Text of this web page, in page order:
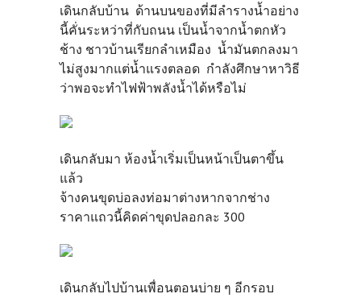
เดินกลับบ้าน ด้านบนของที่มีลำรางน้ำอย่าง
นี้คั่นระหว่าที่กับถนน เป็นน้ำจากน้ำตกหัว
ช้าง ชาวบ้านเรียกลำเหมือง น้ำมันตกลงมา
ไม่สูงมากแต่น้ำแรงตลอด กำลังศึกษาหาวิธี
ว่าพอจะทำไฟฟ้าพลังน้ำได้หรือไม่
เดินกลับมา ห้องน้ำเริ่มเป็นหน้าเป็นตาขึ้น
แล้ว
จ้างคนขุดบ่อลงท่อมาต่างหากจากช่าง
ราคาแถวนี้คิดค่าขุดปลอกละ 300
เดินกลับไปบ้านเพื่อนตอนบ่าย ๆ อีกรอบ